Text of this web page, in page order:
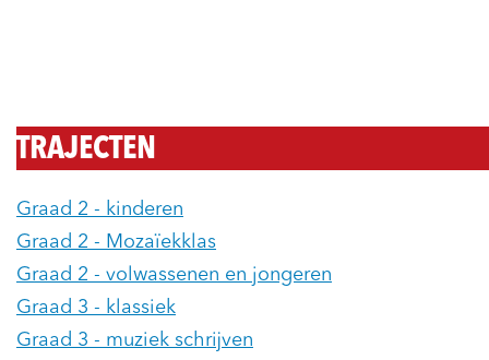
TRAJECTEN
Graad 2 - kinderen
Graad 2 - Mozaïekklas
Graad 2 - volwassenen en jongeren
Graad 3 - klassiek
Graad 3 - muziek schrijven